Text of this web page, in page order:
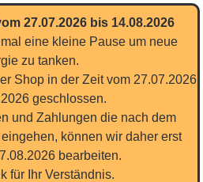
27.07.2026 bis 14.08.2026
eine kleine Pause um neue
zu tanken.
Shop in der Zeit vom 27.07.2026
geschlossen.
und Zahlungen die nach dem
können wir daher erst
bearbeiten.
für Ihr Verständnis.